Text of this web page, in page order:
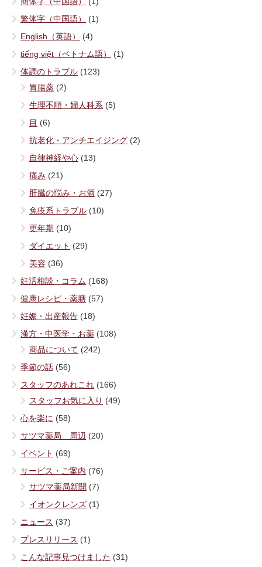
繁体字（中国語）
(1)
English（英語）
(4)
tiếng việt（ベトナム語）
(1)
体調のトラブル (123)
胃腸薬 (2)
生理不順・婦人科系 (5)
目 (6)
抗老化・アンチエイジング (2)
自律神経や心 (13)
痛み (21)
肝臓の悩み・お酒 (27)
免疫系トラブル (10)
更年期 (10)
ダイエット (29)
美容 (36)
妊活相談・コラム (168)
健康レシピ・薬膳 (57)
妊娠・出産報告 (18)
漢方・中医学・お薬 (108)
商品について (242)
季節の話 (56)
スタッフのあれこれ (166)
スタッフお気に入り (49)
心を楽に (58)
サツマ薬局 周辺 (20)
イベント (69)
サービス・ご案内 (76)
サツマ薬局新聞 (7)
イオンクレンズ (1)
ニュース (37)
プレスリリース (1)
こんな記事見つけました (31)